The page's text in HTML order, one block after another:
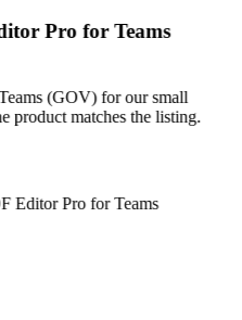
Pro for Teams
(GOV) for our small
matches the listing.
Editor Pro for Teams